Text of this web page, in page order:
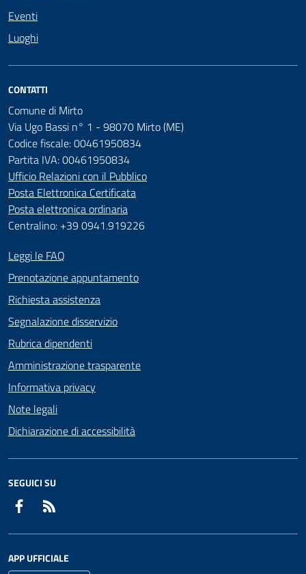
Eventi
Luoghi
CONTATTI
Comune di Mirto
Via Ugo Bassi n° 1 - 98070 Mirto (ME)
Codice fiscale: 00461950834
Partita IVA: 00461950834
Ufficio Relazioni con il Pubblico
Posta Elettronica Certificata
Posta elettronica ordinaria
Centralino: +39 0941.919226
Leggi le FAQ
Prenotazione appuntamento
Richiesta assistenza
Segnalazione disservizio
Rubrica dipendenti
Amministrazione trasparente
Informativa privacy
Note legali
Dichiarazione di accessibilità
SEGUICI SU
Facebook
APP UFFICIALE